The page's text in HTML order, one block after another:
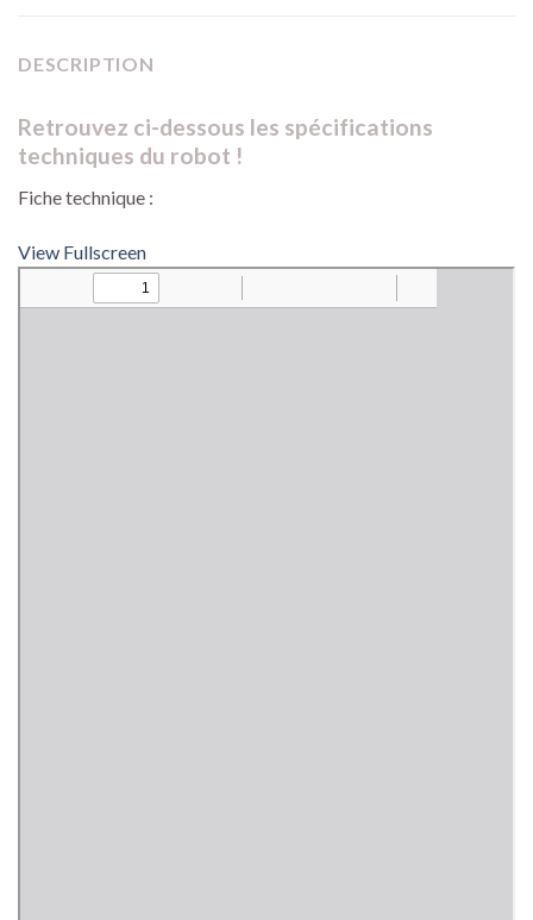
DESCRIPTION
Retrouvez ci-dessous les spécifications
techniques du robot !
Fiche technique :
View Fullscreen